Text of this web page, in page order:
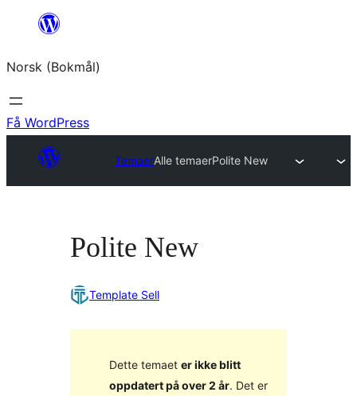
Hopp
innhold
Norsk (Bokmål)
Få WordPress
TemaerAlle temaerPolite New
Polite New
Template Sell
Dette temaet er ikke blitt
oppdatert på over 2 år. Det er